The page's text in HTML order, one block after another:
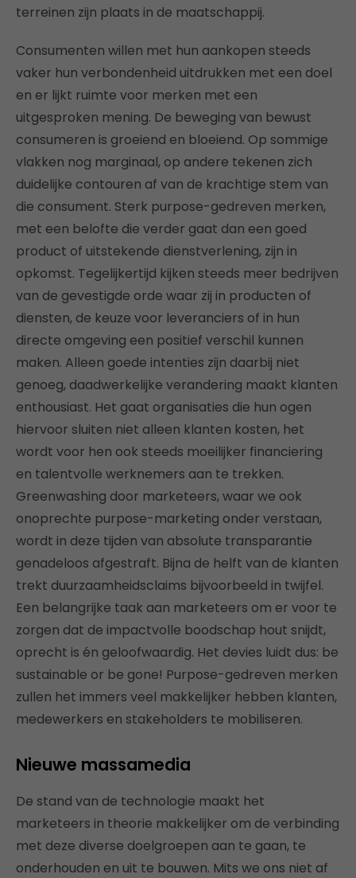
terreinen zijn plaats in de maatschappij.
Consumenten willen met hun aankopen steeds
vaker hun verbondenheid uitdrukken met een doel
en er lijkt ruimte voor merken met een
uitgesproken mening. De beweging van bewust
consumeren is groeiend en bloeiend. Op sommige
vlakken nog marginaal, op andere tekenen zich
duidelijke contouren af van de krachtige stem van
die consument. Sterk purpose-gedreven merken,
met een belofte die verder gaat dan een goed
product of uitstekende dienstverlening, zijn in
opkomst. Tegelijkertijd kijken steeds meer bedrijven
van de gevestigde orde waar zij in producten of
diensten, de keuze voor leveranciers of in hun
directe omgeving een positief verschil kunnen
maken. Alleen goede intenties zijn daarbij niet
genoeg, daadwerkelijke verandering maakt klanten
enthousiast. Het gaat organisaties die hun ogen
hiervoor sluiten niet alleen klanten kosten, het
wordt voor hen ook steeds moeilijker financiering
en talentvolle werknemers aan te trekken.
Greenwashing door marketeers, waar we ook
onoprechte purpose-marketing onder verstaan,
wordt in deze tijden van absolute transparantie
genadeloos afgestraft. Bijna de helft van de klanten
trekt duurzaamheidsclaims bijvoorbeeld in twijfel.
Een belangrijke taak aan marketeers om er voor te
zorgen dat de impactvolle boodschap hout snijdt,
oprecht is én geloofwaardig. Het devies luidt dus: be
sustainable or be gone! Purpose-gedreven merken
zullen het immers veel makkelijker hebben klanten,
medewerkers en stakeholders te mobiliseren.
Nieuwe massamedia
De stand van de technologie maakt het
marketeers in theorie makkelijker om de verbinding
met deze diverse doelgroepen aan te gaan, te
onderhouden en uit te bouwen. Mits we ons niet af